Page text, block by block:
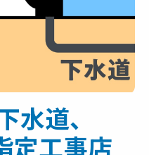
水道、
定工事店